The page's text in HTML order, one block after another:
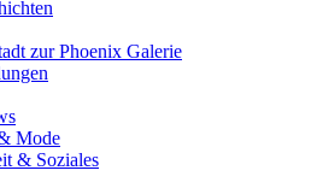
zur Phoenix Galerie
Mode
& Soziales